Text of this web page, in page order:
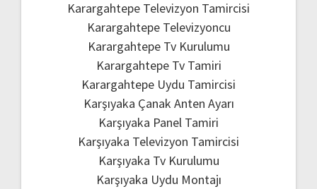
Karargahtepe Televizyon Tamircisi
Karargahtepe Televizyoncu
Karargahtepe Tv Kurulumu
Karargahtepe Tv Tamiri
Karargahtepe Uydu Tamircisi
Karşıyaka Çanak Anten Ayarı
Karşıyaka Panel Tamiri
Karşıyaka Televizyon Tamircisi
Karşıyaka Tv Kurulumu
Karşıyaka Uydu Montajı